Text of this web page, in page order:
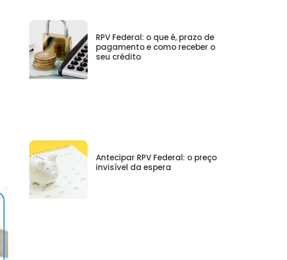
RPV Federal: o que é, prazo de
pagamento e como receber o
seu crédito
Antecipar RPV Federal: o preço
invisível da espera